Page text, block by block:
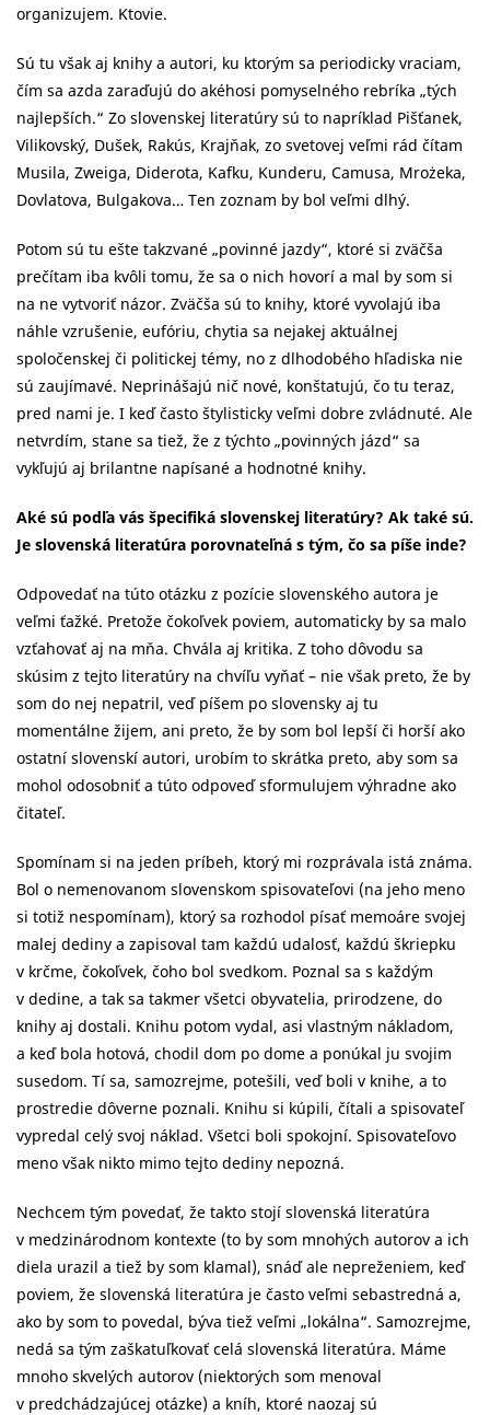
organizujem. Ktovie.
Sú tu však aj knihy a autori, ku ktorým sa periodicky vraciam,
čím sa azda zaraďujú do akéhosi pomyselného rebríka „tých
najlepších.“ Zo slovenskej literatúry sú to napríklad Pišťanek,
Vilikovský, Dušek, Rakús, Krajňak, zo svetovej veľmi rád čítam
Musila, Zweiga, Diderota, Kafku, Kunderu, Camusa, Mrożeka,
Dovlatova, Bulgakova… Ten zoznam by bol veľmi dlhý.
Potom sú tu ešte takzvané „povinné jazdy“, ktoré si zväčša
prečítam iba kvôli tomu, že sa o nich hovorí a mal by som si
na ne vytvoriť názor. Zväčša sú to knihy, ktoré vyvolajú iba
náhle vzrušenie, eufóriu, chytia sa nejakej aktuálnej
spoločenskej či politickej témy, no z dlhodobého hľadiska nie
sú zaujímavé. Neprinášajú nič nové, konštatujú, čo tu teraz,
pred nami je. I keď často štylisticky veľmi dobre zvládnuté. Ale
netvrdím, stane sa tiež, že z týchto „povinných jázd“ sa
vykľujú aj brilantne napísané a hodnotné knihy.
Aké sú podľa vás špecifiká slovenskej literatúry? Ak také sú.
Je slovenská literatúra porovnateľná s tým, čo sa píše inde?
Odpovedať na túto otázku z pozície slovenského autora je
veľmi ťažké. Pretože čokoľvek poviem, automaticky by sa malo
vzťahovať aj na mňa. Chvála aj kritika. Z toho dôvodu sa
skúsim z tejto literatúry na chvíľu vyňať – nie však preto, že by
som do nej nepatril, veď píšem po slovensky aj tu
momentálne žijem, ani preto, že by som bol lepší či horší ako
ostatní slovenskí autori, urobím to skrátka preto, aby som sa
mohol odosobniť a túto odpoveď sformulujem výhradne ako
čitateľ.
Spomínam si na jeden príbeh, ktorý mi rozprávala istá známa.
Bol o nemenovanom slovenskom spisovateľovi (na jeho meno
si totiž nespomínam), ktorý sa rozhodol písať memoáre svojej
malej dediny a zapisoval tam každú udalosť, každú škriepku
v krčme, čokoľvek, čoho bol svedkom. Poznal sa s každým
v dedine, a tak sa takmer všetci obyvatelia, prirodzene, do
knihy aj dostali. Knihu potom vydal, asi vlastným nákladom,
a keď bola hotová, chodil dom po dome a ponúkal ju svojim
susedom. Tí sa, samozrejme, potešili, veď boli v knihe, a to
prostredie dôverne poznali. Knihu si kúpili, čítali a spisovateľ
vypredal celý svoj náklad. Všetci boli spokojní. Spisovateľovo
meno však nikto mimo tejto dediny nepozná.
Nechcem tým povedať, že takto stojí slovenská literatúra
v medzinárodnom kontexte (to by som mnohých autorov a ich
diela urazil a tiež by som klamal), snáď ale nepreženiem, keď
poviem, že slovenská literatúra je často veľmi sebastredná a,
ako by som to povedal, býva tiež veľmi „lokálna“. Samozrejme,
nedá sa tým zaškatuľkovať celá slovenská literatúra. Máme
mnoho skvelých autorov (niektorých som menoval
v predchádzajúcej otázke) a kníh, ktoré naozaj sú